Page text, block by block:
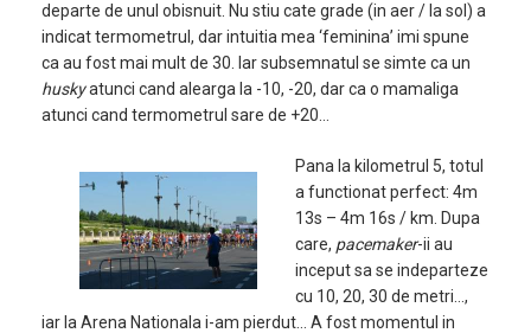
departe de unul obisnuit. Nu stiu cate grade (in aer / la sol) a
indicat termometrul, dar intuitia mea ‘feminina’ imi spune
ca au fost mai mult de 30. Iar subsemnatul se simte ca un
huskyatunci cand alearga la -10, -20, dar ca o mamaliga
atunci cand termometrul sare de +20…
Pana la kilometrul 5, totul
a functionat perfect: 4m
13s – 4m 16s / km. Dupa
care, pacemaker-ii au
inceput sa se indeparteze
cu 10, 20, 30 de metri…,
iar la Arena Nationala i-am pierdut… A fost momentul in